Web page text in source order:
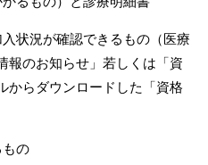
状況が確認できるもの（医療
報のお知らせ」若しくは「資
からダウンロードした「資格
の